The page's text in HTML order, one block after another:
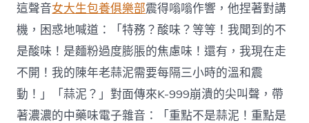
這聲音女大生包養俱樂部震得嗡嗡作響，他捏著對講
機，困惑地喊道：「特務？酸味？等等！我聞到的不
是酸味！是麵粉過度膨脹的焦慮味！還有，我現在走
不開！我的陳年老蒜泥需要每隔三小時的溫和震
動！」「蒜泥？」對面傳來K-999崩潰的尖叫聲，帶
著濃濃的中藥味電子雜音：「重點不是蒜泥！重點是